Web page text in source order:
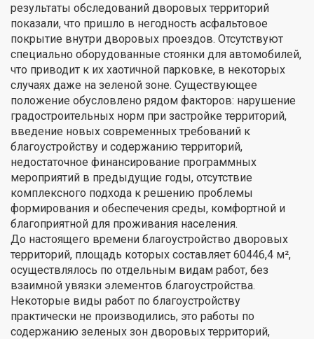
результаты обследований дворовых территорий
показали, что пришло в негодность асфальтовое
покрытие внутри дворовых проездов. Отсутствуют
специально оборудованные стоянки для автомобилей,
что приводит к их хаотичной парковке, в некоторых
случаях даже на зеленой зоне. Существующее
положение обусловлено рядом факторов: нарушение
градостроительных норм при застройке территорий,
введение новых современных требований к
благоустройству и содержанию территорий,
недостаточное финансирование программных
мероприятий в предыдущие годы, отсутствие
комплексного подхода к решению проблемы
формирования и обеспечения среды, комфортной и
благоприятной для проживания населения.
До настоящего времени благоустройство дворовых
территорий, площадь которых составляет 60446,4 м²,
осуществлялось по отдельным видам работ, без
взаимной увязки элементов благоустройства.
Некоторые виды работ по благоустройству
практически не производились, это работы по
содержанию зеленых зон дворовых территорий,